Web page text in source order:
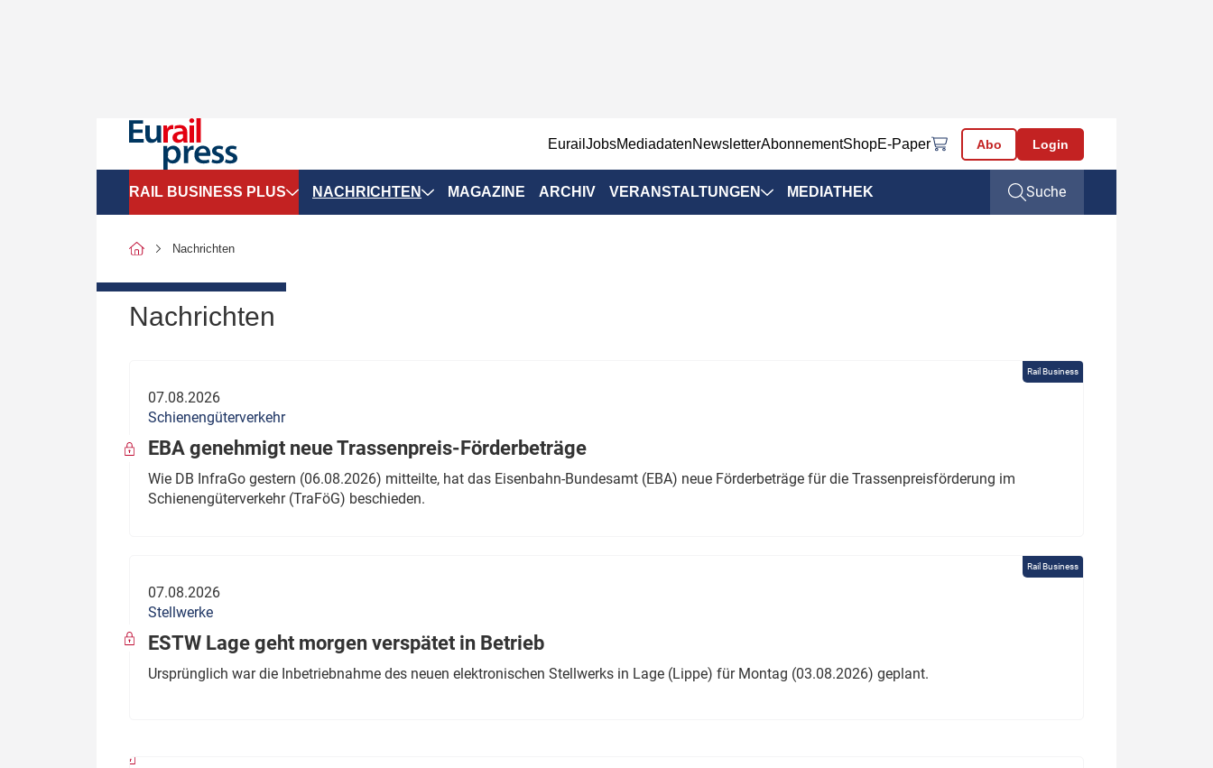
EurailJobsMediadatenNewsletterAbonnementShopE-Paper Abo Login
RAIL BUSINESS PLUS
SPNV-Marktdaten
Politik
Verbände: Wer spricht für
wen?
Thema des Monats
Dossier: Generalsanierung
Dossier: ETCS
NACHRICHTEN
Infrastruktur & Ausrüstung
ÖPNV
MAGAZINE ARCHIV VERANSTALTUNGEN MEDIATHEK Suche
Nachrichten
Nachrichten
Rail Business
07.08.2026
Schienengüterverkehr
EBA genehmigt neue Trassenpreis-Förderbeträge
Wie DB InfraGo gestern (06.08.2026) mitteilte, hat das Eisenbahn-Bundesamt (EBA) neue Förderbeträge für die Trassenpreisförderung im
Schienengüterverkehr (TraFöG) beschieden.
Rail Business
07.08.2026
Stellwerke
ESTW Lage geht morgen verspätet in Betrieb
Ursprünglich war die Inbetriebnahme des neuen elektronischen Stellwerks in Lage (Lippe) für Montag (03.08.2026) geplant.